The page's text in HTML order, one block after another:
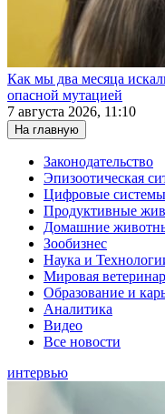
Как мы два месяца
опасной мутацией
7 августа 2026, 11:10
На главную
Законодательство
Эпизоотическая
Цифровые системы
Продуктивные
Домашние
Зообизнес
Наука и
Мировая
Образование и
Аналитика
Видео
Все новости
интервью